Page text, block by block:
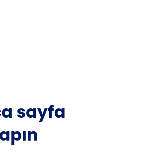
sayfa